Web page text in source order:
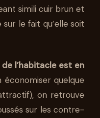
simili cuir brun et
sur le fait qu’elle soit
l’habitacle est en
économiser quelque
on retrouve
sur les contre-